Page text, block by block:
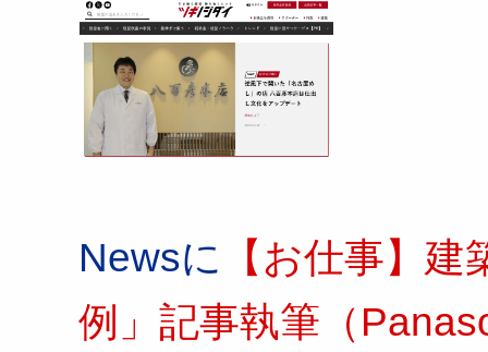
Newsに 【お仕事】
例」記事執筆（